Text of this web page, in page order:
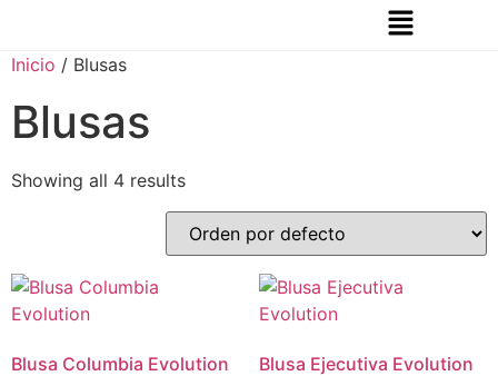
Inicio / Blusas
Blusas
Showing all 4 results
Blusa Columbia Evolution Blusa Ejecutiva Evolution